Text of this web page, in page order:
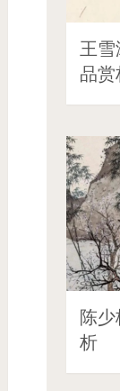
王
品赏
陈
析